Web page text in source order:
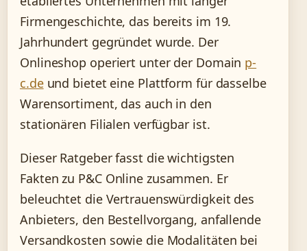
Firmengeschichte, das bereits im 19.
Jahrhundert gegründet wurde. Der
Onlineshop operiert unter der Domain p-
c.deund bietet eine Plattform für dasselbe
Warensortiment, das auch in den
stationären Filialen verfügbar ist.
Dieser Ratgeber fasst die wichtigsten
Fakten zu P&C Online zusammen. Er
beleuchtet die Vertrauenswürdigkeit des
Anbieters, den Bestellvorgang, anfallende
Versandkosten sowie die Modalitäten bei